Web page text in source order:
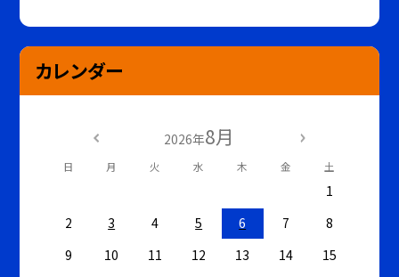
カレンダー
2026年8月
日 月 火 水 木 金 土
1
2
3 4 5 6 7
8
9
10 11 12 13 14
15